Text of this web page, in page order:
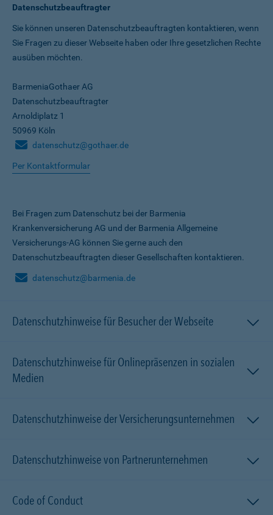
Datenschutzbeauftragter
Sie können unseren Datenschutz­beauftragten kontaktieren, wenn
Sie Fragen zu dieser Webseite haben oder Ihre gesetzlichen Rechte
ausüben möchten.
BarmeniaGothaer AG
Datenschutzbeauftragter
Arnoldiplatz 1
50969 Köln
datenschutz@gothaer.de
Per Kontaktformular
Bei Fragen zum Datenschutz bei der Barmenia
Krankenversicherung AG und der Barmenia Allgemeine
Versicherungs-AG können Sie gerne auch den
Datenschutzbeauftragten dieser Gesellschaften kontaktieren.
datenschutz@barmenia.de
Datenschutzhinweise für Besucher der Webseite
Datenschutzhinweise für Onlinepräsenzen in sozialen
Medien
Datenschutzhinweise der Versicherungsunternehmen
Datenschutzhinweise von Partnerunternehmen
Code of Conduct